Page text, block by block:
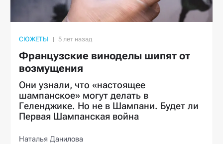
СЮЖЕТЫ
Французские виноделы шипят от
возмущения
Они узнали, что «настоящее
шампанское» могут делать в
Геленджике. Но не в Шампани. Будет ли
Первая Шампанская война
Наталья Данилова